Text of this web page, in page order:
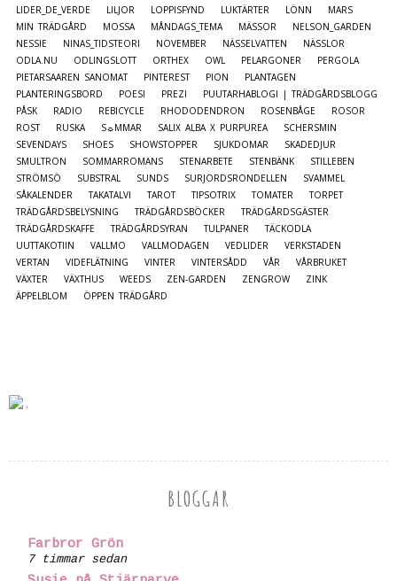
LIDER_DE_VERDE
LILJOR LOPPISFYND LUKTÄRTER LÖNN
MARS
MIN TRÄDGÅRD
MOSSA MÅNDAGS_TEMA MÄSSOR
NELSON_GARDEN
NESSIE
NINAS_TIDSTEORI NOVEMBER NÄSSELVATTEN
NÄSSLOR
ODLA.NU
ODLINGSLOTT ORTHEX OWL PELARGONER
PERGOLA
PIETARSAAREN SANOMAT
PINTEREST PION
PLANTAGEN
PLANTERINGSBORD
POESI PREZI
PUUTARHABLOGI | TRÄDGÅRDSBLOGG
PÅSK
RADIO REBICYCLE RHODODENDRON ROSENBÅGE
ROSOR
ROST
RUSKA S☼MMAR SALIX ALBA X PURPUREA
SCHERSMIN
SEVENDAYS
SHOES SHOWSTOPPER SJUKDOMAR
SKADEDJUR
SMULTRON
SOMMARROMANS STENARBETE STENBÄNK
STILLEBEN
STRÖMSÖ
SUBSTRAL SUNDS SURJORDSRONDELLEN
SVAMMEL
SÅKALENDER
TAKATALVI TAROT TIPSOTRIX TOMATER
TORPET
TRÄDGÅRDSBELYSNING
TRÄDGÅRDSBÖCKER
TRÄDGÅRDSGÄSTER
TRÄDGÅRDSKAFFE
TRÄDGÅRDSYRAN TULPANER
TÄCKODLA
UUTTAKOTIIN
VALLMO VALLMODAGEN VEDLIDER
VERKSTADEN
VERTAN
VIDEFLÄTNING VINTER VINTERSÅDD VÅR
VÅRBRUKET
VÄXTER
VÄXTHUS WEEDS ZEN-GARDEN ZENGROW
ZINK
ÄPPELBLOM
ÖPPEN TRÄDGÅRD
BLOGGAR
Farbror Grön
7 timmar sedan